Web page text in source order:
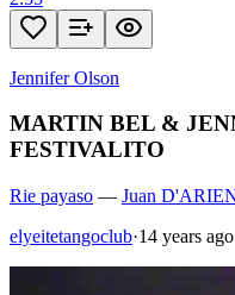
Jennifer Olson
MARTIN BEL &
FESTIVALITO
Rie payaso — Juan
elyeitetangoclub·14 years ago